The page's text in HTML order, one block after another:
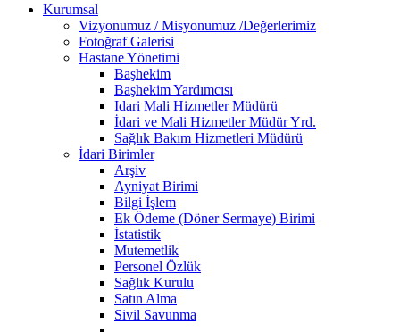
Kurumsal
Vizyonumuz / Misyonumuz /Değerlerimiz
Fotoğraf Galerisi
Hastane Yönetimi
Başhekim
Başhekim Yardımcısı
Idari Mali Hizmetler Müdürü
İdari ve Mali Hizmetler Müdür Yrd.
Sağlık Bakım Hizmetleri Müdürü
İdari Birimler
Arşiv
Ayniyat Birimi
Bilgi İşlem
Ek Ödeme (Döner Sermaye) Birimi
İstatistik
Mutemetlik
Personel Özlük
Sağlık Kurulu
Satın Alma
Sivil Savunma